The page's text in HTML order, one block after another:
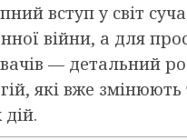
вступ у світ
війни, а для
— детальний
які вже